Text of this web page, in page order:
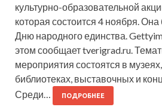
культурно-образовательной
которая состоится 4 ноября. Она
Дню народного единства.
этом сообщает tverigrad.ru.
мероприятия состоятся в
библиотеках, выставочных и
Среди…
ПОДРОБНЕЕ